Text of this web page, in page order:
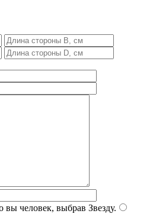
вы человек, выбрав Звезду.